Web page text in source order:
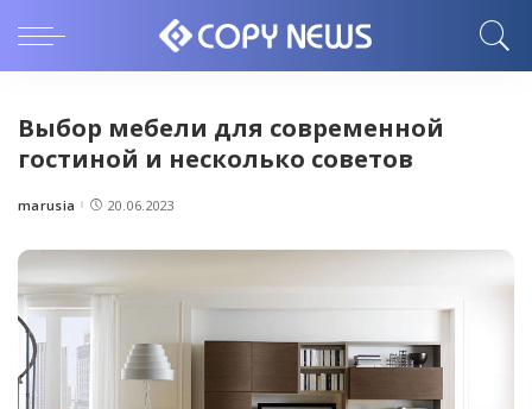
Выбор мебели для современной
гостиной и несколько советов
Posted
marusia 20.06.2023